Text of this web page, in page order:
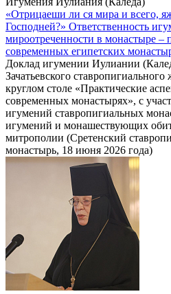
«Отрицаеши ли ся мира и всего,
Господней?» Ответственность
мироотреченности в монастыре –
современных египетских
Доклад игумении Иулиании
Зачатьевского
круглом столе «Практические
современных монастырях», с
игумений ставропигиальных
игумений и монашествующих
митрополии (Сретенский
монастырь, 18 июня 2026 года)